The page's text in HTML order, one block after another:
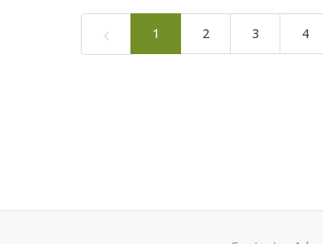
‹ 1 2 3 4